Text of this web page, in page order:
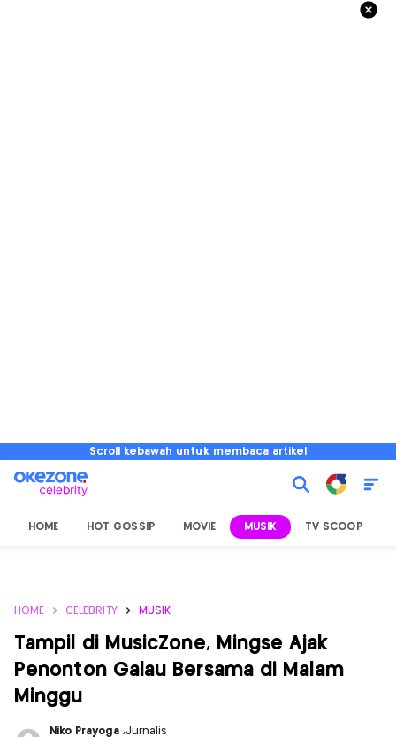
Scroll kebawah untuk membaca artikel
HOME HOT GOSSIP MOVIE MUSIK TV SCOOP
HOME CELEBRITY MUSIK
Tampil di MusicZone, Mingse Ajak
Penonton Galau Bersama di Malam
Minggu
Niko Prayoga ,Jurnalis